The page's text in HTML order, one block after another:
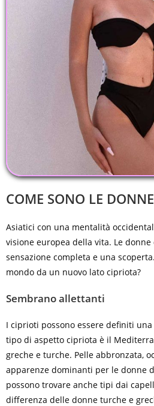
COME SONO LE
Asiatici con una mentalità
visione europea della vita. Le
sensazione completa e una
mondo da un nuovo lato cipriota?
Sembrano allettanti
I ciprioti possono essere definiti
tipo di aspetto cipriota è il
greche e turche. Pelle abbronzata,
apparenze dominanti per le donne
possono trovare anche tipi dai
differenza delle donne turche e